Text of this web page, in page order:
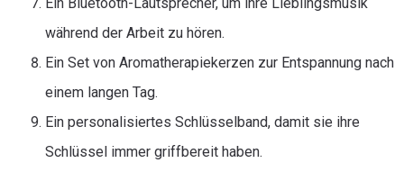
während der Arbeit zu hören.
Ein Set von Aromatherapiekerzen zur Entspannung nach
einem langen Tag.
Ein personalisiertes Schlüsselband, damit sie ihre
Schlüssel immer griffbereit haben.